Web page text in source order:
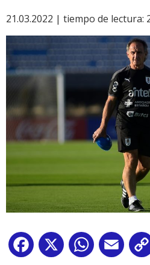
21.03.2022 | tiempo de lectura:
Facebook
X WhatsApp
Email